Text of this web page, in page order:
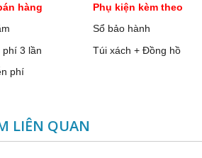
hàng
Phụ kiện kèm theo
Sổ bảo hành
phí 3 lần
Túi xách + Đồng hồ
phí
LIÊN QUAN